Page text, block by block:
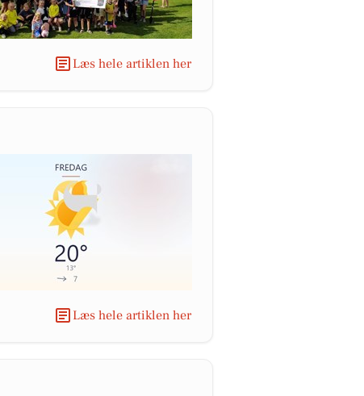
Læs hele artiklen her
Læs hele artiklen her